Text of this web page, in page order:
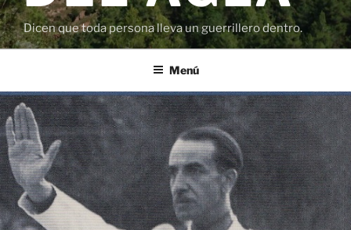
Dicen que toda persona lleva un guerrillero dentro.
Menú